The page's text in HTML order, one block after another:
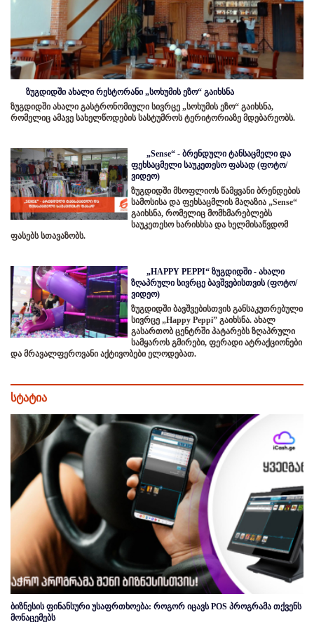
ზუგდიდში ახალი რესტორანი „სოხუმის ეზო“ გაიხსნა
ზუგდიდში ახალი გასტრონომიული სივრცე „სოხუმის ეზო“ გაიხსნა,
რომელიც ამავე სახელწოდების სასტუმროს ტერიტორიაზე მდებარეობს.
„Sense“ - ბრენდული ტანსაცმელი და
ფეხსაცმელი საუკეთესო ფასად (ფოტო/
ვიდეო)
ზუგდიდში მსოფლიოს წამყვანი ბრენდების
სამოსისა და ფეხსაცმლის მაღაზია „Sense“
გაიხსნა, რომელიც მომხმარებლებს
საუკეთესო ხარისხსა და ხელმისაწვდომ
ფასებს სთავაზობს.
„HAPPY PEPPI“ ზუგდიდში - ახალი
ზღაპრული სივრცე ბავშვებისთვის (ფოტო/
ვიდეო)
ზუგდიდში ბავშვებისთვის განსაკუთრებული
სივრცე „Happy Peppi” გაიხსნა. ახალ
გასართობ ცენტრში პატარებს ზღაპრული
სამყაროს გმირები, ფერადი ატრაქციონები
და მრავალფეროვანი აქტივობები ელოდებათ.
სტატია
ბიზნესის ფინანსური უსაფრთხოება: როგორ იცავს POS პროგრამა თქვენს
მონაცემებს